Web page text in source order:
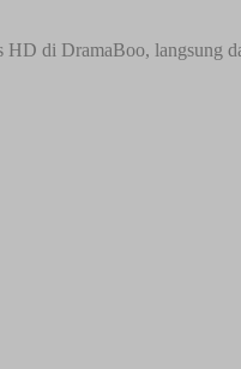
di DramaBoo, langsung